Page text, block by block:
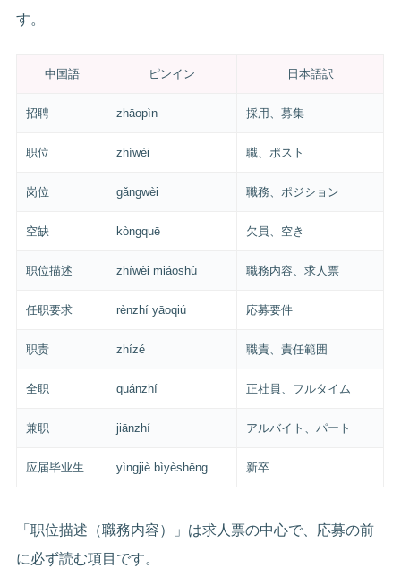
す。
中国語 ピンイン 日本語訳
招聘 zhāopìn 採用、募集
职位 zhíwèi 職、ポスト
岗位 gǎngwèi 職務、ポジション
空缺 kòngquē 欠員、空き
职位描述 zhíwèi miáoshù 職務内容、求人票
任职要求 rènzhí yāoqiú 応募要件
职责 zhízé 職責、責任範囲
全职 quánzhí 正社員、フルタイム
兼职 jiānzhí アルバイト、パート
应届毕业生 yìngjiè bìyèshēng 新卒
「职位描述（職務内容）」は求人票の中心で、応募の前
に必ず読む項目です。